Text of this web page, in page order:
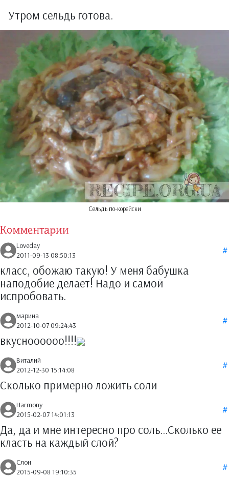
Утром сельдь готова.
Сельдь по-корейски
Комментарии
Loveday
2011-09-13 08:50:13
класс, обожаю такую! У меня бабушка
наподобие делает! Надо и самой
испробовать.
марина
2012-10-07 09:24:43
вкусноооооо!!!!
Виталий
2012-12-30 15:14:08
Сколько примерно ложить соли
Harmony
2015-02-07 14:01:13
Да, да и мне интересно про соль...Сколько ее
класть на каждый слой?
Слон
2015-09-08 19:10:35